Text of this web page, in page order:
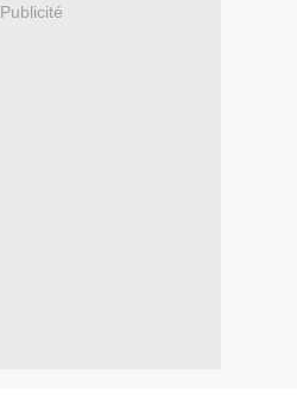
Publicité